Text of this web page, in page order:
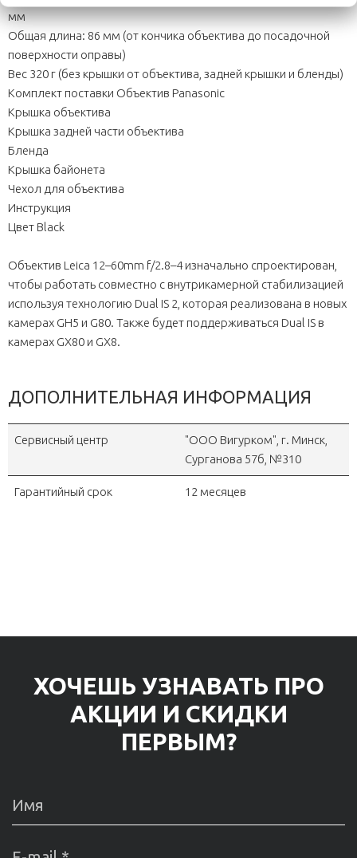
мм
Общая длина: 86 мм (от кончика объектива до посадочной
поверхности оправы)
Вес 320 г (без крышки от объектива, задней крышки и бленды)
Комплект поставки Объектив Panasonic
Крышка объектива
Крышка задней части объектива
Бленда
Крышка байонета
Чехол для объектива
Инструкция
Цвет Black
Объектив Leica 12–60mm f/2.8–4 изначально спроектирован,
чтобы работать совместно с внутрикамерной стабилизацией
используя технологию Dual IS 2, которая реализована в новых
камерах GH5 и G80. Также будет поддерживаться Dual IS в
камерах GX80 и GX8.
ДОПОЛНИТЕЛЬНАЯ ИНФОРМАЦИЯ
Сервисный центр
"OOO Вигурком", г. Минск,
Сурганова 57б, №310
Гарантийный срок 12 месяцев
ХОЧЕШЬ УЗНАВАТЬ ПРО
АКЦИИ И СКИДКИ
ПЕРВЫМ?